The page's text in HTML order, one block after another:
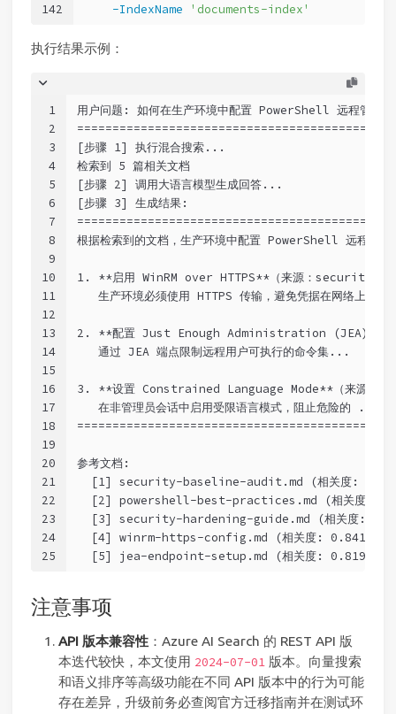
142
-IndexName
'documents-index'
执行结果示例：
1
2
3
4
5
6
7
8
9
10
11
12
13
14
15
16
17
18
19
20
21
22
23
24
25
用户问题: 如何在生产环境中配置 PowerShell 远程管理的
[步骤 1] 执行混合搜索...
检索到 5 篇相关文档
[步骤 2] 调用大语言模型生成回答...
[步骤 3] 生成结果:
根据检索到的文档，生产环境中配置 PowerShell 远程管理
1. **启用 WinRM over HTTPS**（来源：security-
生产环境必须使用 HTTPS 传输，避免凭据在网络上明文
2. **配置 Just Enough Administration (JEA)**（
   通过 JEA 端点限制远程用户可执行的命令集...
3. **设置 Constrained Language Mode**（来源：
在非管理员会话中启用受限语言模式，阻止危险的 .NET
参考文档:
[1] security-baseline-audit.md (相关度:
[2] powershell-best-practices.md (相关度:
[3] security-hardening-guide.md (相关度:
[4] winrm-https-config.md (相关度: 0.8412,
[5] jea-endpoint-setup.md (相关度: 0.8198,
注意事项
API 版本兼容性：Azure AI Search 的 REST API 版
本迭代较快，本文使用 2024-07-01 版本。向量搜索
和语义排序等高级功能在不同 API 版本中的行为可能
存在差异，升级前务必查阅官方迁移指南并在测试环